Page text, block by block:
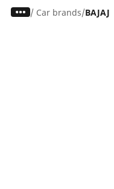
/ Car brands BAJAJ